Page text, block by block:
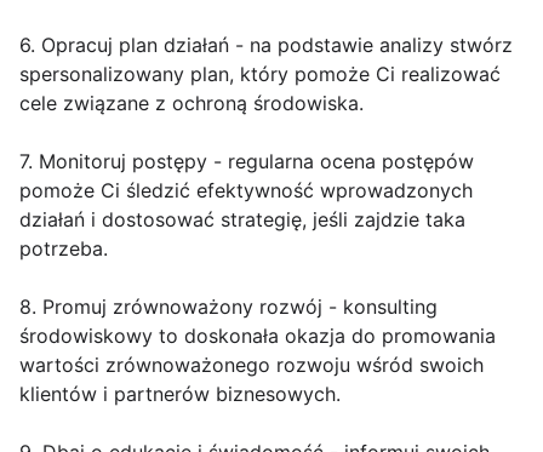
6. Opracuj plan działań - na podstawie analizy stwórz
spersonalizowany plan, który pomoże Ci realizować
cele związane z ochroną środowiska.
7. Monitoruj postępy - regularna ocena postępów
pomoże Ci śledzić efektywność wprowadzonych
działań i dostosować strategię, jeśli zajdzie taka
potrzeba.
8. Promuj zrównoważony rozwój - konsulting
środowiskowy to doskonała okazja do promowania
wartości zrównoważonego rozwoju wśród swoich
klientów i partnerów biznesowych.